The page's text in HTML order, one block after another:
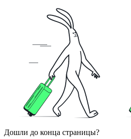
Дошли до конца страницы?